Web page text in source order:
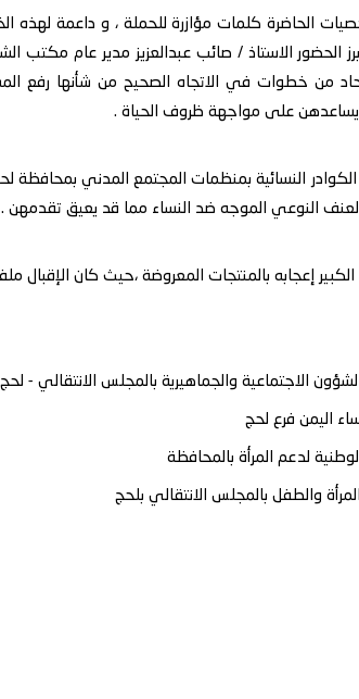
الحاضرة كلمات مؤازرة للحملة ، و داعمة لهذه
الحضور الاستاذ / صائب عبدالعزيز مدير عام مكتب
من خطوات في الاتجاه الصحيح من شأنها رفع
يساعدهن على مواجهة ظروف الحياة .
النسائية بمنظمات المجتمع المدني
إعجابه بالمنتجات المعروضة ،حيث كان الإقبال
الاجتماعية والجماهيرية بالمجلس الانتقالي - لحج
اليمن فرع لحج
لدعم المرأة بالمحافظة
والطفل بالمجلس الانتقالي بلحج